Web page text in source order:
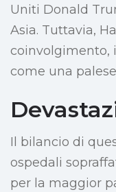
Uniti Donald
Asia. Tuttavia,
coinvolgimento,
come una
Il bilancio di
ospedali
per la maggior